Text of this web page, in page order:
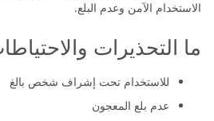
الاستخدام الآمن وعدم البلع.
ما التحذيرات
للاستخدام تحت إشراف شخص بالغ
عدم بلع المعجون